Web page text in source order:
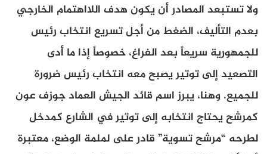
ولا تستبعد المصادر أن يكون هدف اللااهتمام الخارجي
بعدم التأليف، الضغط من أجل تسريع انتخاب رئيس
للجمهورية سريعاً بعد الفراغ، خصوصاً إذا ما أدى
التصعيد إلى توتير يصبح معه انتخاب رئيس ضرورة
للجميع. وهنا، يبرز اسم قائد الجيش العماد جوزف عون
كمرشح يحتاج انتخابه إلى توتير في الشارع كمدخل
لطرحه “مرشح تسوية” قادر على لملمة الوضع، معتبرة